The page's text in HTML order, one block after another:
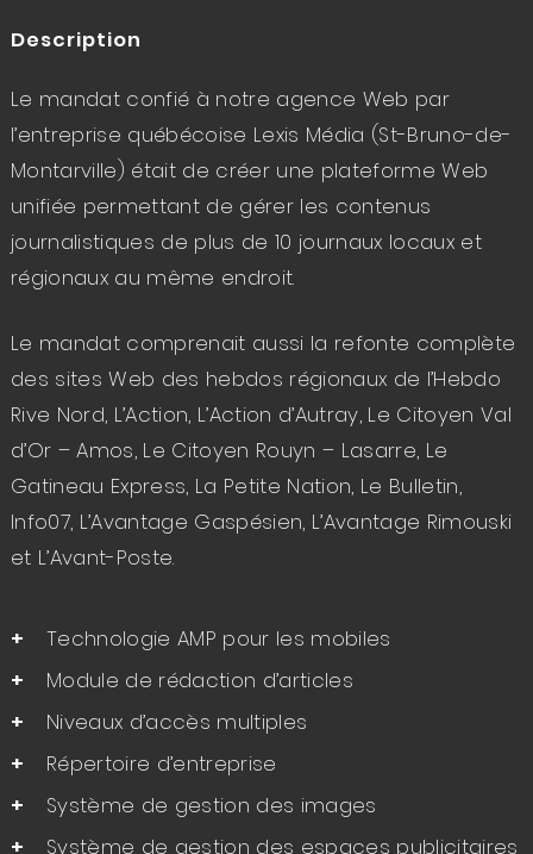
Description
Le mandat confié à notre agence Web par
l’entreprise québécoise Lexis Média (St-Bruno-de-
Montarville) était de créer une plateforme Web
unifiée permettant de gérer les contenus
journalistiques de plus de 10 journaux locaux et
régionaux au même endroit.
Le mandat comprenait aussi la refonte complète
des sites Web des hebdos régionaux de l’Hebdo
Rive Nord, L’Action, L’Action d’Autray, Le Citoyen Val
d’Or – Amos, Le Citoyen Rouyn – Lasarre, Le
Gatineau Express, La Petite Nation, Le Bulletin,
Info07, L’Avantage Gaspésien, L’Avantage Rimouski
et L’Avant-Poste.
Technologie AMP pour les mobiles
Module de rédaction d’articles
Niveaux d’accès multiples
Répertoire d’entreprise
Système de gestion des images
Système de gestion des espaces publicitaires